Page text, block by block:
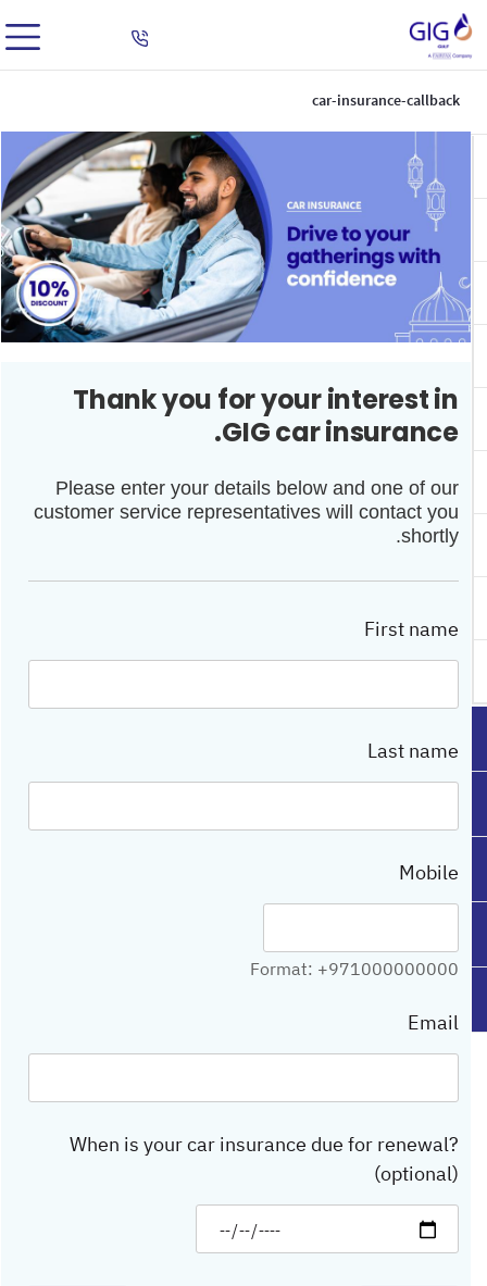
car-insurance-callback
Thank you for your interest in
GIG car insurance.
Please enter your details below and one of our
customer service representatives will contact you
shortly.
First name
Last name
Mobile
Format: +971000000000
Email
When is your car insurance due for renewal?
(optional)